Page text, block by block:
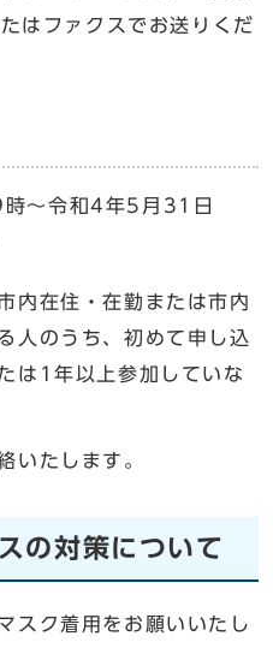
はファクスでお送りくだ
～令和4年5月31日
内在住・在勤または市内
人のうち、初めて申し込
は1年以上参加していな
いたします。
の対策について
スク着用をお願いいたし